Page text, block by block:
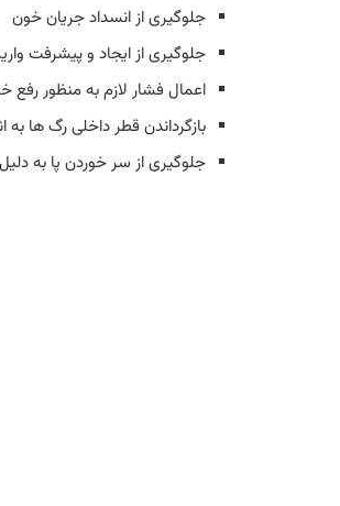
جلوگیرى از انسداد جریان خون
جلوگیرى از ایجاد و پیشرفت
اعمال فشار لازم به منظور
بازگرداندن قطر داخلى رگ ها به
جلوگیرى از سر خوردن پا به